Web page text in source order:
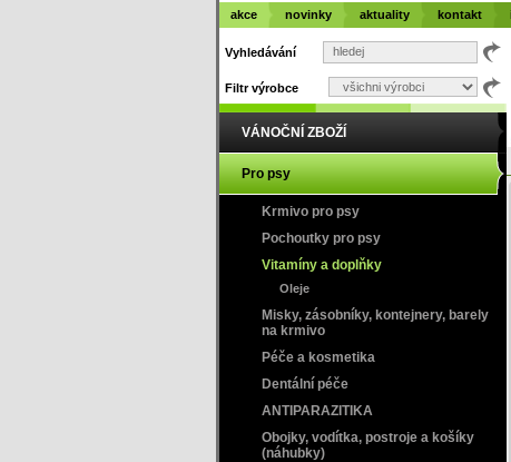
Vyhledávání
Filtr výrobce
VÁNOČNÍ ZBOŽÍ
Pro psy
Krmivo pro psy
Pochoutky pro psy
Vitamíny a doplňky
Oleje
Misky, zásobníky, kontejnery, barely
na krmivo
Péče a kosmetika
Dentální péče
ANTIPARAZITIKA
Obojky, vodítka, postroje a košíky
(náhubky)
akce novinky aktuality kontakt